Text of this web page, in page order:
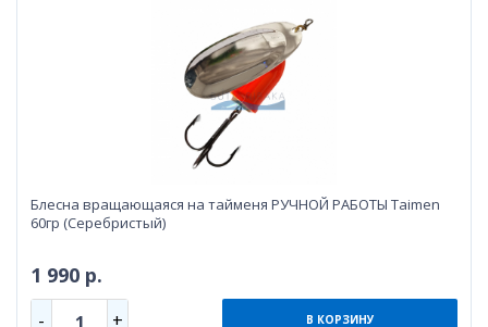
Блесна вращающаяся на тайменя РУЧНОЙ РАБОТЫ Taimen
60гр (Серебристый)
1 990 р.
- + В КОРЗИНУ